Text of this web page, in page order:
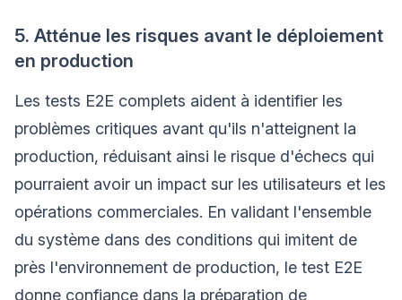
5. Atténue les risques avant le déploiement
en production
Les tests E2E complets aident à identifier les
problèmes critiques avant qu'ils n'atteignent la
production, réduisant ainsi le risque d'échecs qui
pourraient avoir un impact sur les utilisateurs et les
opérations commerciales. En validant l'ensemble
du système dans des conditions qui imitent de
près l'environnement de production, le test E2E
donne confiance dans la préparation de